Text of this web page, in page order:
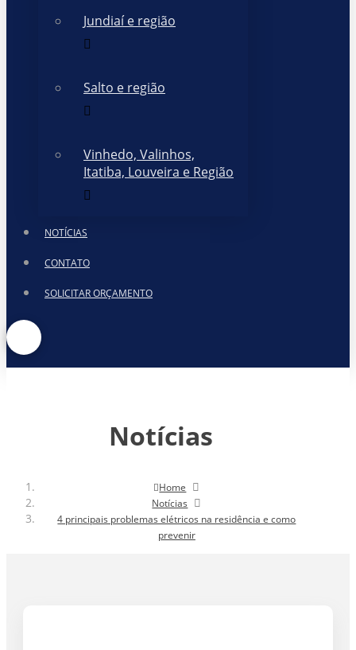
Jundiaí e região
Salto e região
Vinhedo, Valinhos,
Itatiba, Louveira e Região
NOTÍCIAS
CONTATO
SOLICITAR ORÇAMENTO
Notícias
Home
Notícias
4 principais problemas elétricos na residência e como
prevenir